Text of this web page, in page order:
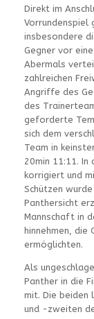
Direkt im
Vorrundenspiel
insbesondere
Gegner vor
Abermals
zahlreichen
Angriffe des
des
geforderte
sich dem
Team in
20min 11:11.
korrigiert und
Schützen
Panthersicht
Mannschaft in
hinnehmen, die
ermöglichten.
Als
Panther in die
mit. Die beiden
und -zweiten